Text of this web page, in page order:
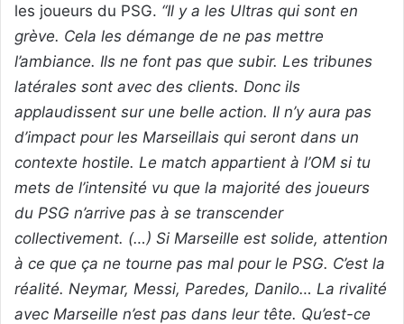
les joueurs du PSG. “Il y a les Ultras qui sont en
grève. Cela les démange de ne pas mettre
l’ambiance. Ils ne font pas que subir. Les tribunes
latérales sont avec des clients. Donc ils
applaudissent sur une belle action. Il n’y aura pas
d’impact pour les Marseillais qui seront dans un
contexte hostile. Le match appartient à l’OM si tu
mets de l’intensité vu que la majorité des joueurs
du PSG n’arrive pas à se transcender
collectivement. (…) Si Marseille est solide, attention
à ce que ça ne tourne pas mal pour le PSG. C’est la
réalité. Neymar, Messi, Paredes, Danilo… La rivalité
avec Marseille n’est pas dans leur tête. Qu’est-ce